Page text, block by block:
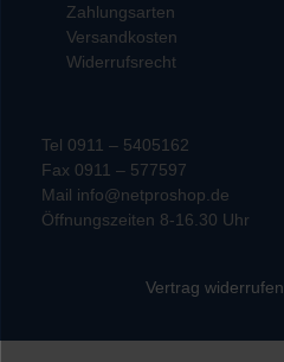
Zahlungsarten
Versandkosten
Widerrufsrecht
Tel 0911 – 5405162
Fax 0911 – 577597
Mail info@netproshop.de
Öffnungszeiten 8-16.30 Uhr
Vertrag widerrufen